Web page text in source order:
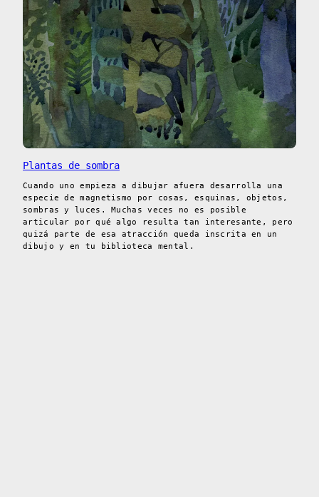
Plantas de sombra
Cuando uno empieza a dibujar afuera desarrolla una
especie de magnetismo por cosas, esquinas, objetos,
sombras y luces. Muchas veces no es posible
articular por qué algo resulta tan interesante, pero
quizá parte de esa atracción queda inscrita en un
dibujo y en tu biblioteca mental.